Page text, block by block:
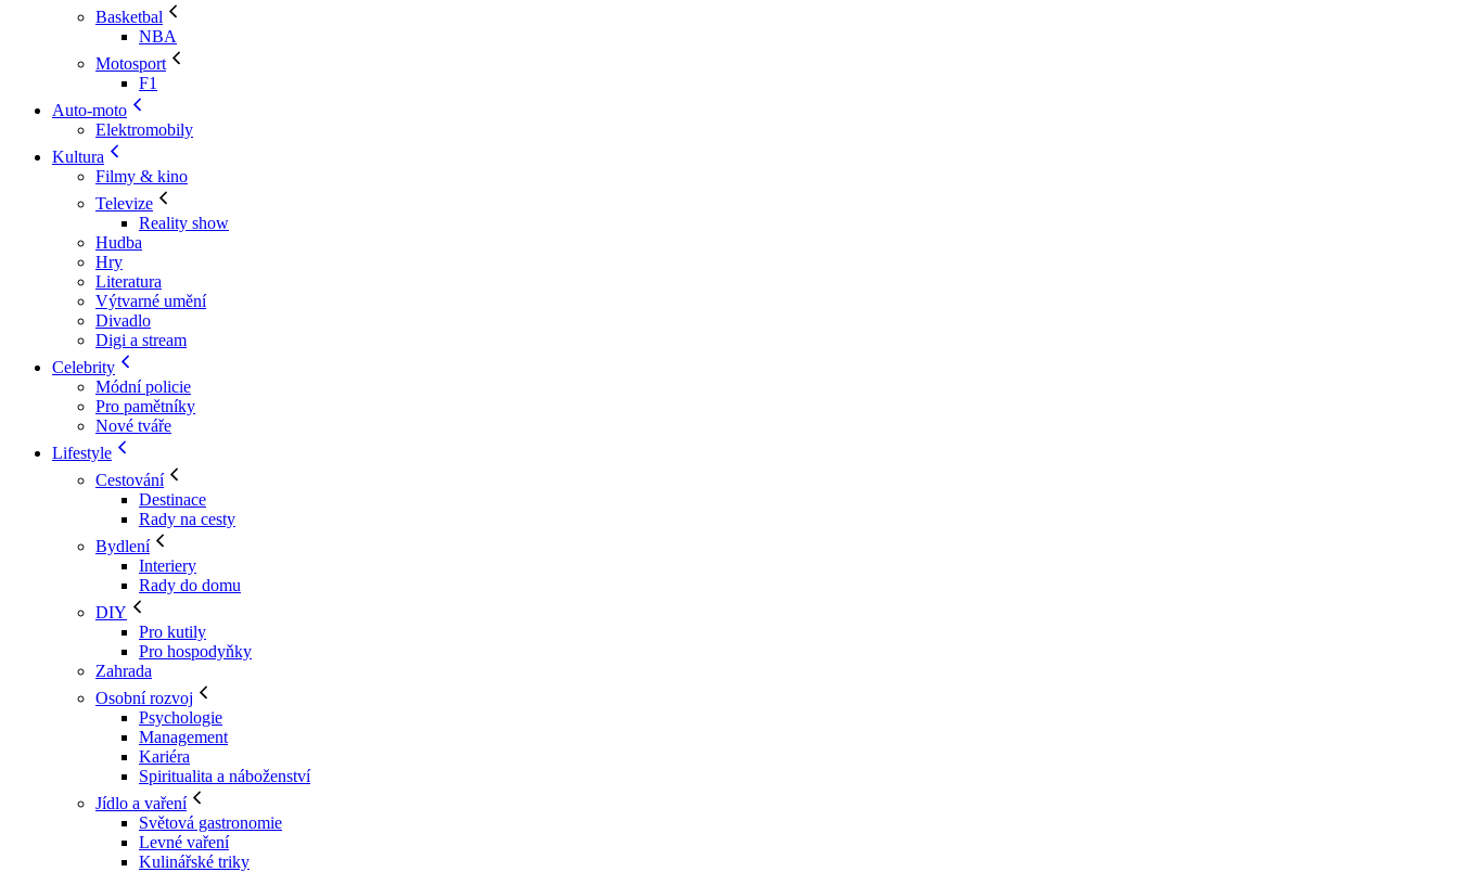
Basketbal
NBA
Motosport
F1
Auto-moto
Elektromobily
Kultura
Filmy & kino
Televize
Reality show
Hudba
Hry
Literatura
Výtvarné umění
Divadlo
Digi a stream
Celebrity
Módní policie
Pro pamětníky
Nové tváře
Lifestyle
Cestování
Destinace
Rady na cesty
Bydlení
Interiery
Rady do domu
DIY
Pro kutily
Pro hospodyňky
Zahrada
Osobní rozvoj
Psychologie
Management
Kariéra
Spiritualita a náboženství
Jídlo a vaření
Světová gastronomie
Levné vaření
Kulinářské triky